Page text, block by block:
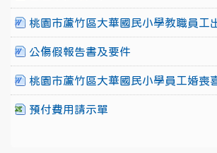
桃園市蘆竹區大華國民小學教職員工
公傷假報告書及要件
桃園市蘆竹區大華國民小學員工婚喪
預付費用請示單